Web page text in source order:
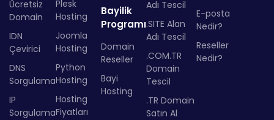
Ücretsiz
Domain
IDN
Çevirici
DNS
Sorgulama
IP
Sorgulama
Plesk
Hosting
Joomla
Hosting
Python
Hosting
Hosting
Fiyatları
Bayilik
Programı
Domain
Reseller
Bayi
Hosting
Adı Tescil
.SITE Alan
Adı Tescil
.COM.TR
Domain
Tescil
.TR Domain
Satın Al
E-posta
Nedir?
Reseller
Nedir?